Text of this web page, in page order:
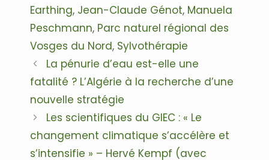
Earthing, Jean-Claude Génot, Manuela
Peschmann, Parc naturel régional des
Vosges du Nord, Sylvothérapie
Navigation
des
La pénurie d’eau est-elle une
fatalité ? L’Algérie à la recherche d’une
nouvelle stratégie
Les scientifiques du GIEC : « Le
changement climatique s’accélère et
s’intensifie » – Hervé Kempf (avec